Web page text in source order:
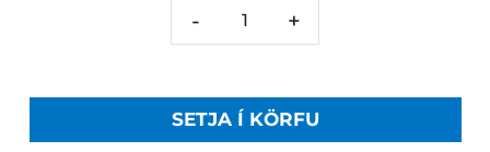
- +
SETJA Í KÖRFU